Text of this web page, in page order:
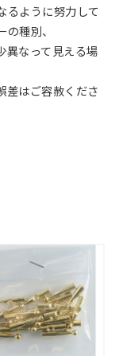
るように努力して
種別、
異なって見える場
差はご容赦くださ